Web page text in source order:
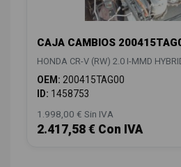
CAJA CAMBIOS
HONDA CR-V (RW) 2.0 I-MMD
OEM: 200415TAG00
ID: 1458753
1.998,00 € Sin IVA
2.417,58 € Con IVA